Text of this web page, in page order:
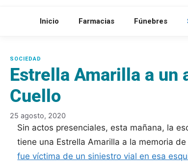
Inicio Farmacias Fúnebres
Estrella Amarilla a
Cuello
25 agosto, 2020
Sin actos presenciales, esta mañana, la
tiene una Estrella Amarilla a la memoria
fue víctima de un siniestro vial en esa